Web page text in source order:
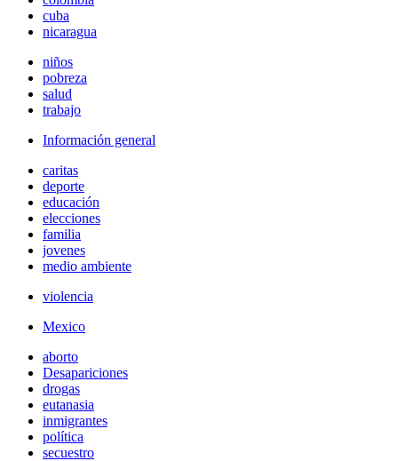
cuba
nicaragua
niños
pobreza
salud
trabajo
Información general
caritas
deporte
educación
elecciones
familia
jovenes
medio ambiente
violencia
Mexico
aborto
Desapariciones
drogas
eutanasia
inmigrantes
política
secuestro